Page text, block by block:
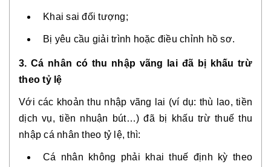
Khai sai đối tượng;
Bị yêu cầu giải trình hoặc điều chỉnh hồ sơ.
3. Cá nhân có thu nhập vãng lai đã bị khấu trừ
theo tỷ lệ
Với các khoản thu nhập vãng lai (ví dụ: thù lao, tiền
dịch vụ, tiền nhuận bút…) đã bị khấu trừ thuế thu
nhập cá nhân theo tỷ lệ, thì:
Cá nhân không phải khai thuế định kỳ theo